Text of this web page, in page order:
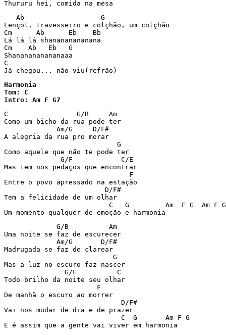
   Ab                   G
Lençol, travesseiro e colçhão, um colçhão
Cm      Ab      Eb    Bb
Lá lá lá shanananananana
Cm    Ab   Eb   G
Shananananananaaa
C
Já chegou... não viu(refrão)
Harmonia
Tom: C
Intro: Am F G7
C                 G/B     Am
Como um bicho da rua pode ter
             Am/G     D/F#
A alegria da rua pro morar
                            G
Como aquele que não te pode ter
              G/F            C/E
Mas tem nos pedaços que encontrar
                               F
Entre o povo apressado na estação
                         D/F#
Tem a felicidade de um olhar
C   G         Am  F G  Am F
Um momento qualquer de emoção e harmonia
             G/B          Am
Uma noite se faz de escurecer
             Am/G       D/F#
Madrugada se faz de clarear
                           G
Mas a luz no escuro faz nascer
               G/F          C
Todo brilho da noite seu olhar
                       F
De manhã o escuro ao morrer
                             D/F#
Vai nos mudar de dia e de prazer
                             C  G       Am F G
E é assim que a gente vai viver em harmonia